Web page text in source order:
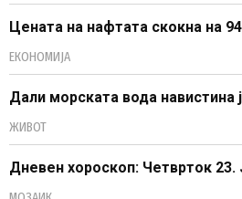
Цената на нафтата скокна на
ЕКОНОМИЈА
Дали морската вода навистина
ЖИВОТ
Дневен хороскоп: Четврток 23.